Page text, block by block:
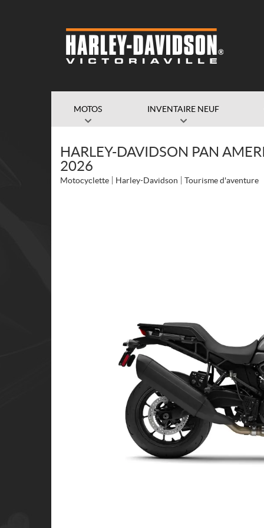
MOTOS INVENTAIRE NEUF
HARLEY-DAVIDSON PAN
2026
Motocyclette Harley-Davidson Tourisme d'aventure